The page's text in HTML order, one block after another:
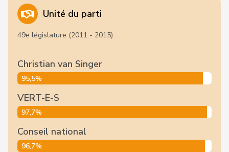
Unité du parti
49e législature (2011 - 2015)
Christian van Singer
95,5%
VERT-E-S
97,7%
Conseil national
96,7%